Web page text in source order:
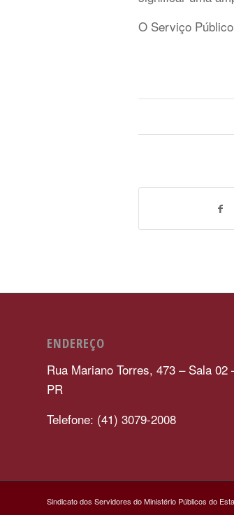
O Serviço
ENDEREÇO
Rua Mariano Torres, 473 – Sala 02
PR
Telefone: (41) 3079-2008
Sindicato dos Servidores do Ministério Públicos do